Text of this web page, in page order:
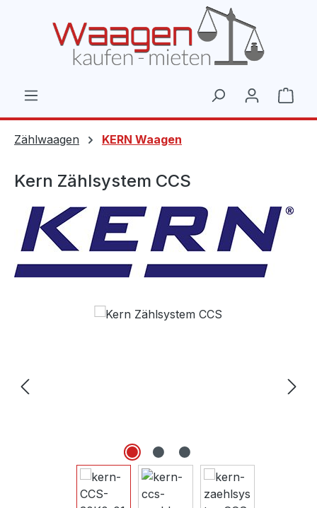
Zählwaagen KERN Waagen
Kern Zählsystem CCS
Bildergalerie überspringen